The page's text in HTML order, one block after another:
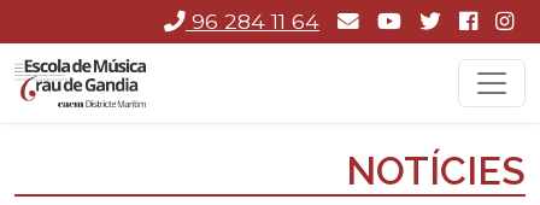
96 284 11 64
NOTÍCIES